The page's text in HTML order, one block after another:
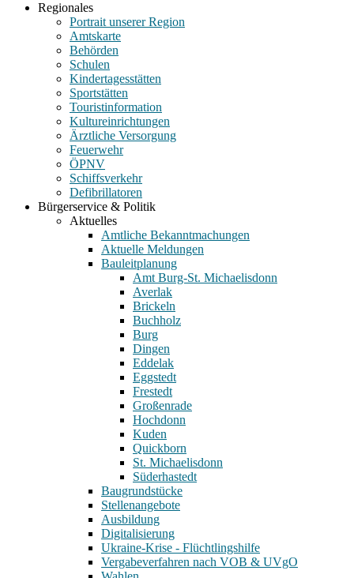
Regionales
Portrait unserer Region
Amtskarte
Behörden
Schulen
Kindertagesstätten
Sportstätten
Touristinformation
Kultureinrichtungen
Ärztliche Versorgung
Feuerwehr
ÖPNV
Schiffsverkehr
Defibrillatoren
Bürgerservice & Politik
Aktuelles
Amtliche Bekanntmachungen
Aktuelle Meldungen
Bauleitplanung
Amt Burg-St. Michaelisdonn
Averlak
Brickeln
Buchholz
Burg
Dingen
Eddelak
Eggstedt
Frestedt
Großenrade
Hochdonn
Kuden
Quickborn
St. Michaelisdonn
Süderhastedt
Baugrundstücke
Stellenangebote
Ausbildung
Digitalisierung
Ukraine-Krise - Flüchtlingshilfe
Vergabeverfahren nach VOB & UVgO